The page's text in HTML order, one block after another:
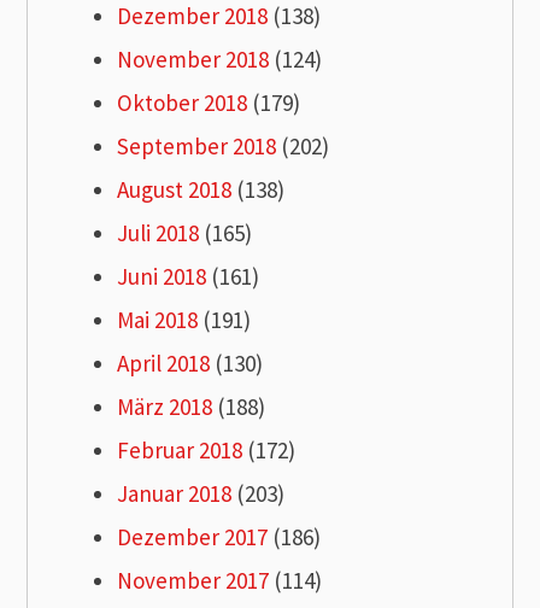
Dezember 2018 (138)
November 2018 (124)
Oktober 2018 (179)
September 2018 (202)
August 2018 (138)
Juli 2018 (165)
Juni 2018 (161)
Mai 2018 (191)
April 2018 (130)
März 2018 (188)
Februar 2018 (172)
Januar 2018 (203)
Dezember 2017 (186)
November 2017 (114)